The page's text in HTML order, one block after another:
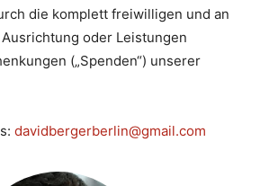
die komplett freiwilligen und an
oder Leistungen
(„Spenden“) unserer
davidbergerberlin@gmail.com